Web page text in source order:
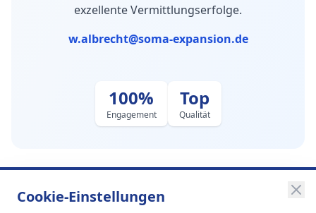
exzellente Vermittlungserfolge.
w.albrecht@soma-expansion.de
100%
Engagement
Top
Qualität
Cookie-Einstellungen